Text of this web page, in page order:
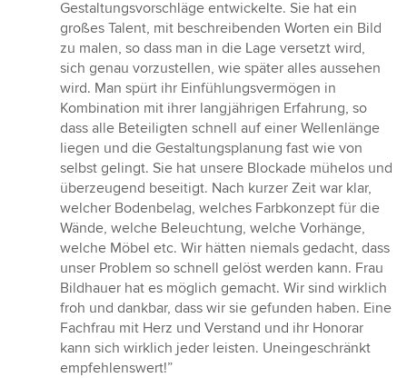
Gestaltungsvorschläge entwickelte. Sie hat ein
großes Talent, mit beschreibenden Worten ein Bild
zu malen, so dass man in die Lage versetzt wird,
sich genau vorzustellen, wie später alles aussehen
wird. Man spürt ihr Einfühlungsvermögen in
Kombination mit ihrer langjährigen Erfahrung, so
dass alle Beteiligten schnell auf einer Wellenlänge
liegen und die Gestaltungsplanung fast wie von
selbst gelingt. Sie hat unsere Blockade mühelos und
überzeugend beseitigt. Nach kurzer Zeit war klar,
welcher Bodenbelag, welches Farbkonzept für die
Wände, welche Beleuchtung, welche Vorhänge,
welche Möbel etc. Wir hätten niemals gedacht, dass
unser Problem so schnell gelöst werden kann. Frau
Bildhauer hat es möglich gemacht. Wir sind wirklich
froh und dankbar, dass wir sie gefunden haben. Eine
Fachfrau mit Herz und Verstand und ihr Honorar
kann sich wirklich jeder leisten. Uneingeschränkt
empfehlenswert!”